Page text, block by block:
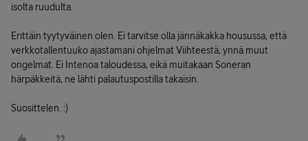
isolta ruudulta.
Erittäin tyytyväinen olen. Ei tarvitse olla jännäkakka housussa, että
verkkotallentuuko ajastamani ohjelmat Viihteestä, ynnä muut
ongelmat. Ei Intenoa taloudessa, eikä muitakaan Soneran
härpäkkeitä, ne lähti palautuspostilla takaisin.
Suosittelen. :)